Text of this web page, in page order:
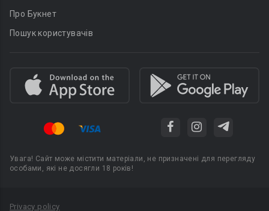
Про Букнет
Пошук користувачів
Увага! Сайт може містити матеріали, не призначені для перегляду
особами, які не досягли 18 років!
Privacy policy